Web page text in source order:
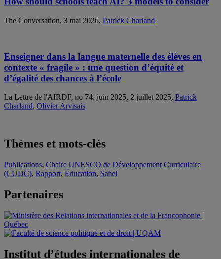
The Conversation, 3 mai 2026, Patrick Charland
Enseigner dans la langue maternelle des élèves en
contexte « fragile » : une question d’équité et
d’égalité des chances à l’école
La Lettre de l'AIRDF, no 74, juin 2025, 2 juillet 2025, Patrick
Charland, Olivier Arvisais
Thèmes et mots-clés
Publications, Chaire UNESCO de Développement Curriculaire
(CUDC), Rapport, Éducation, Sahel
Partenaires
Institut d’études internationales de